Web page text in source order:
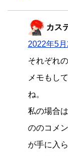
カス
2022年5
それぞれ
メモもし
ね。
私の場合
ののコメ
が手に入